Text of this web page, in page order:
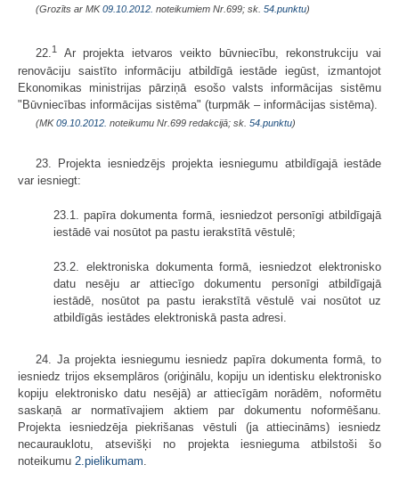
(Grozīts ar MK09.10.2012. noteikumiem Nr.699; sk. 54.punktu)
22.1
Ar projekta ietvaros veikto būvniecību, rekonstrukciju vai
renovāciju saistīto informāciju atbildīgā iestāde iegūst, izmantojot
Ekonomikas ministrijas pārziņā esošo valsts informācijas sistēmu
"Būvniecības informācijas sistēma" (turpmāk – informācijas sistēma).
(MK09.10.2012. noteikumu Nr.699 redakcijā; sk. 54.punktu)
23. Projekta iesniedzējs projekta iesniegumu atbildīgajā iestāde
var iesniegt:
23.1. papīra dokumenta formā, iesniedzot personīgi atbildīgajā
iestādē vai nosūtot pa pastu ierakstītā vēstulē;
23.2. elektroniska dokumenta formā, iesniedzot elektronisko
datu nesēju ar attiecīgo dokumentu personīgi atbildīgajā
iestādē, nosūtot pa pastu ierakstītā vēstulē vai nosūtot uz
atbildīgās iestādes elektroniskā pasta adresi.
24. Ja projekta iesniegumu iesniedz papīra dokumenta formā, to
iesniedz trijos eksemplāros (oriģinālu, kopiju un identisku elektronisko
kopiju elektronisko datu nesējā) ar attiecīgām norādēm, noformētu
saskaņā ar normatīvajiem aktiem par dokumentu noformēšanu.
Projekta iesniedzēja piekrišanas vēstuli (ja attiecināms) iesniedz
necaurauklotu, atsevišķi no projekta iesnieguma atbilstoši šo
noteikumu 2.pielikumam